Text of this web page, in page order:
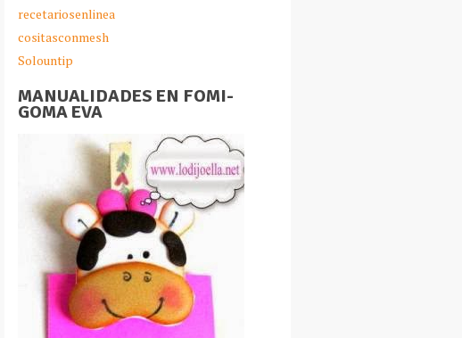
recetariosenlinea
cositasconmesh
Solountip
MANUALIDADES EN FOMI-
GOMA EVA